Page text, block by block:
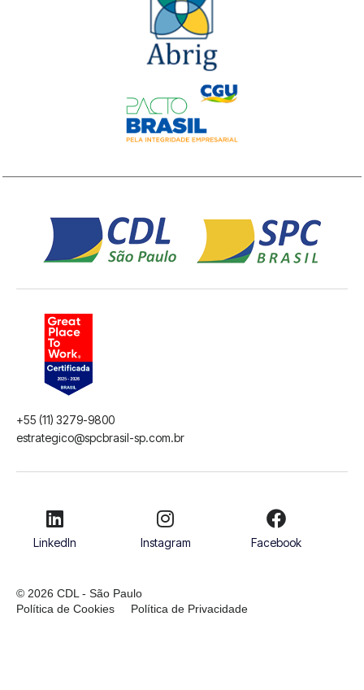
+55 (11) 3279-9800
estrategico@spcbrasil-sp.com.br
LinkedIn Instagram Facebook
© 2026 CDL - São Paulo
Política de Cookies
Política de Privacidade